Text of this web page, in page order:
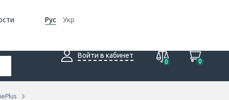
Рус Укр
Войти в кабинет
0
0